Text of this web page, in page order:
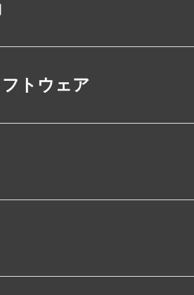
トウェア